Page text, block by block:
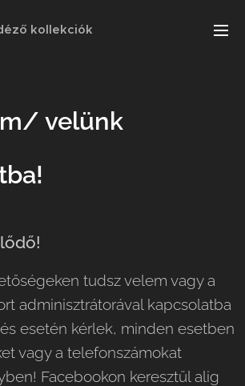
kollekciók
velünk
tudsz velem vagy a
adminisztrátorával kapcsolatba
esetén kérlek, minden esetben
vagy a telefonszámokat
Facebookon keresztül alig